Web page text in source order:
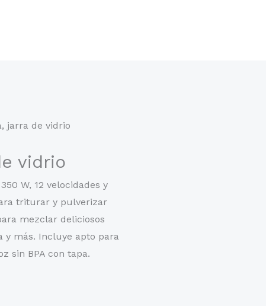
jarra de vidrio
vidrio
W, 12 velocidades y
triturar y pulverizar
mezclar deliciosos
y más. Incluye apto para
sin BPA con tapa.